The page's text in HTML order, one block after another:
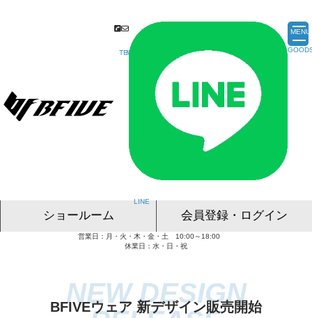
MENU
ショールーム
東京ショールーム
名古屋ショールーム
大阪ショールーム
福岡ショールーム
会員登録・ログイン
営業日：月・火・木・金・土 10:00～18:00
休業日：水・日・祝
BFIVEウェア 新デザイン販売開始